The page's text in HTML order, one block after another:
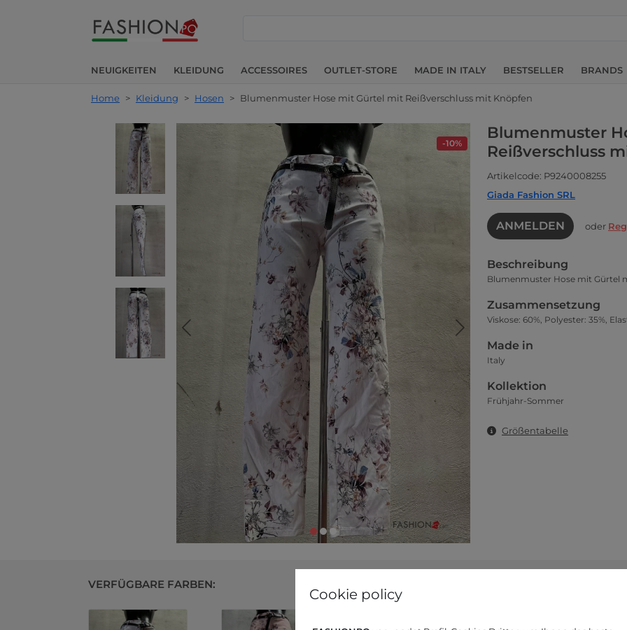
Cookie policy
NEUIGKEITEN KLEIDUNG ACCESSOIRES OUTLET-STORE MADE IN ITALY BESTSELLER BRANDS
Home > Kleidung > Hosen > Blumenmuster Hose mit Gürtel mit Reißverschluss mit Knöpfen
-10%
Blumenmuster
Reißverschluss
Artikelcode: P9240008255
Giada Fashion SRL
ANMELDEN oder
Beschreibung
Blumenmuster Hose mit Gürtel
Zusammensetzung
Viskose: 60%, Polyester: 35%,
Made in
Italy
Kollektion
Frühjahr-Sommer
Größentabelle
VERFÜGBARE FARBEN: